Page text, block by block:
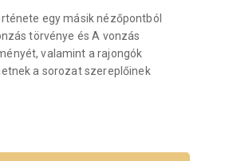
egy másik nézőpontból
törvénye és A vonzás
valamint a rajongók
a sorozat szereplőinek